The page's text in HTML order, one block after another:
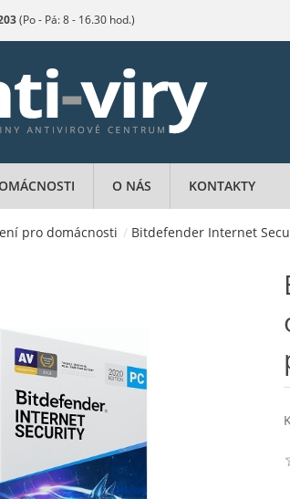
(Po - Pá: 8 - 16.30 hod.)
O NÁS KONTAKTY
pro domácnosti / Bitdefender Internet